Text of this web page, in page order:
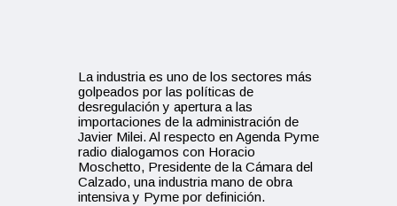
La industria es uno de los sectores más
golpeados por las políticas de
desregulación y apertura a las
importaciones de la administración de
Javier Milei. Al respecto en Agenda Pyme
radio dialogamos con Horacio
Moschetto, Presidente de la Cámara del
Calzado, una industria mano de obra
intensiva y Pyme por definición.